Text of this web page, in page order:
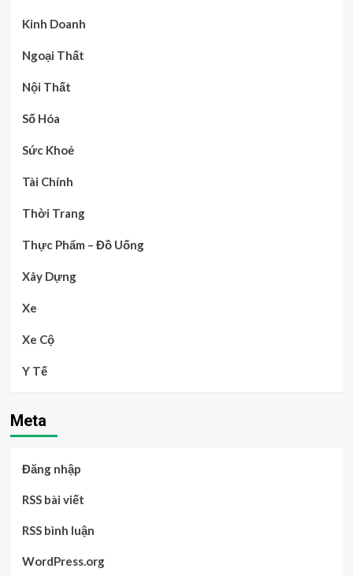
Kinh Doanh
Ngoại Thất
Nội Thất
Số Hóa
Sức Khoẻ
Tài Chính
Thời Trang
Thực Phẩm – Đồ Uống
Xây Dựng
Xe
Xe Cộ
Y Tế
Meta
Đăng nhập
RSS bài viết
RSS bình luận
WordPress.org